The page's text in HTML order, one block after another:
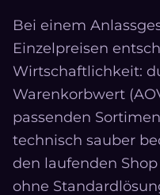
Bei einem
Einzelpreisen
Wirtschaftlichkeit:
Warenkorbwert
passenden
technisch sauber
den laufenden
ohne